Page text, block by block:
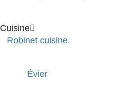
Cuisine
Robinet cuisine
Évier